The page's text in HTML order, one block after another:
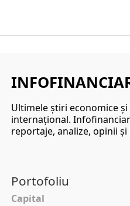
Ultimele ştiri economice
internaţional.
reportaje, analize, opinii
Portofoliu
Capital